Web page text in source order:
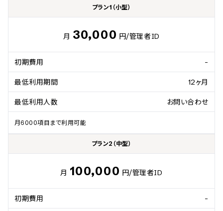
プラン1（小型）
月 30,000 円/管理者ID
初期費用 -
最低利用期間 12ヶ月
最低利用人数 お問い合わせ
月6000項目まで利用可能
プラン2（中型）
月 100,000 円/管理者ID
初期費用 -